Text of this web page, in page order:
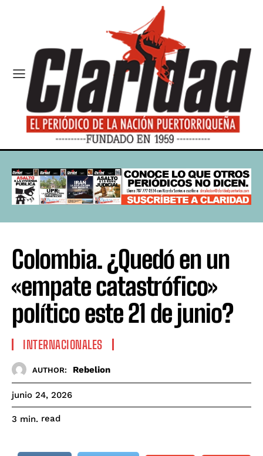
Colombia. ¿Quedó en un
«empate catastrófico»
político este 21 de junio?
INTERNACIONALES
AUTHOR: Rebelion
junio 24, 2026
3 min. read